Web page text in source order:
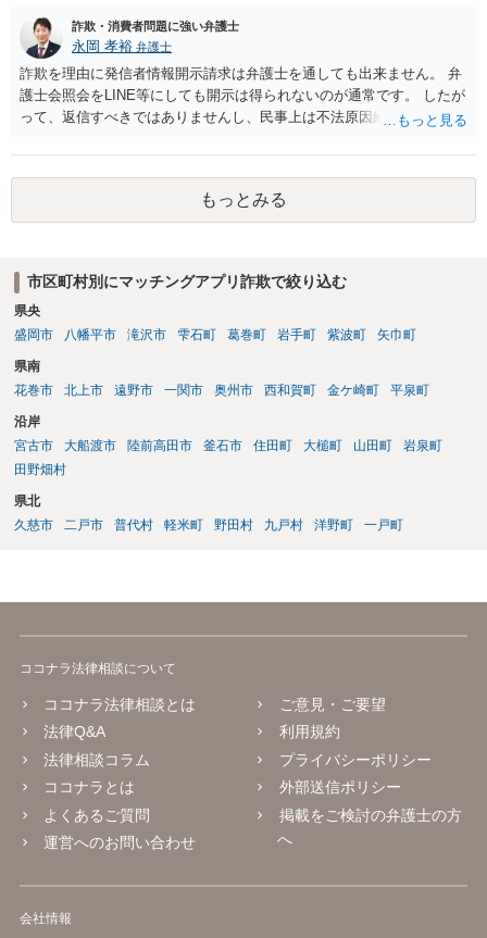
詐欺・消費者問題に強い弁護士
永岡 孝裕 弁護士
詐欺を理由に発信者情報開示請求は弁護士を通しても出来ません。 弁
護士会照会をLINE等にしても開示は得られないのが通常です。 したが
って、返信すべきではありませんし、民事上は不法原因給付となり返
件のようなパパ活のような案件においては警察が動くことは実務上少
なく、恥を忍んで相手方が警察へ相談したところで、いきなり逮捕さ
れる可能性は低く、あっても呼び出しの上事情聴取がまず行われるこ
とになります。 いずれにせよ、御本人から相手方へ返信するのは避け
です。
もっとみる
市区町村別にマッチングアプリ詐欺で絞り込む
県央
盛岡市
八幡平市 滝沢市 雫石町 葛巻町 岩手町 紫波町 矢巾町
県南
花巻市
北上市 遠野市 一関市 奥州市 西和賀町 金ケ崎町 平泉町
沿岸
宮古市
大船渡市 陸前高田市 釜石市 住田町 大槌町 山田町
岩泉町
田野畑村
県北
久慈市
二戸市 普代村 軽米町 野田村 九戸村 洋野町 一戸町
ココナラ法律相談について
ココナラ法律相談とは
法律Q&A
法律相談コラム
ココナラとは
よくあるご質問
運営へのお問い合わせ
ご意見・ご要望
利用規約
プライバシーポリシー
外部送信ポリシー
掲載をご検討の弁護士の方
へ
会社情報